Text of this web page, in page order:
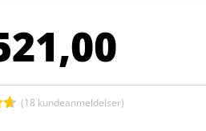
(18 kundeanmeldelser)